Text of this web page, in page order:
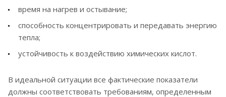
время на нагрев и остывание;
способность концентрировать и передавать энергию
тепла;
устойчивость к воздействию химических кислот.
В идеальной ситуации все фактические показатели
должны соответствовать требованиям, определенным